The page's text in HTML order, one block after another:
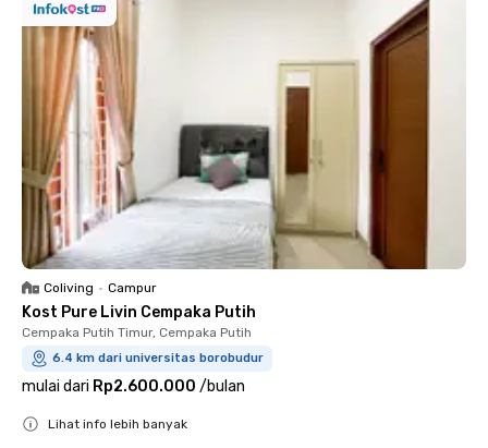
Coliving • Campur
Kost Pure Livin Cempaka Putih
Cempaka Putih Timur, Cempaka Putih
6.4 km dari universitas borobudur
mulai dari Rp2.600.000 /bulan
Lihat info lebih banyak